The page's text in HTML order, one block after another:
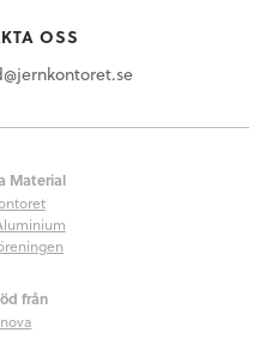
OSS
Material
från